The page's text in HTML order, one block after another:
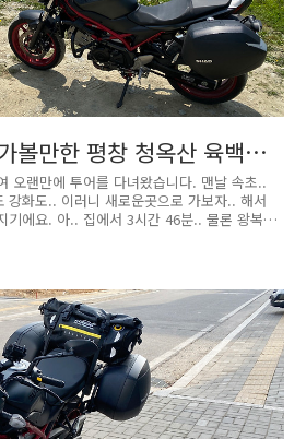
볼만한 평창 청옥산 육백마
오랜만에 투어를 다녀왔습니다. 맨날 속초..
화도.. 이러니 새로운곳으로 가보자.. 해서
기에요. 아.. 집에서 3시간 46분.. 물론 왕복
평창이라고 해도 정선쪽과 가깝기 때문에
.. 하지만 속초도 당일치기 바이크로 다녀올
. 그래서 매번 익숙한 그 가평의 길로 다녀
다. 사진찍을 시간에 1키로라도 더 가야 저녁
죠.ㅠㅠ 그렇게.. 200키로를 넘게 달려 도착
장같은 느낌..